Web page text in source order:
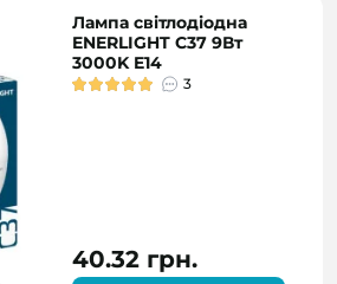
Лампа світлодіодна
ENERLIGHT C37 9Вт
3000K E14
3
40.32 грн.